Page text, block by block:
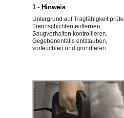
1 - Hinweis
Untergrund auf Tragfähigkeit
Trennschichten entfernen,
Saugverhalten kontrollieren.
Gegebenenfalls entstauben,
vorfeuchten und grundieren.